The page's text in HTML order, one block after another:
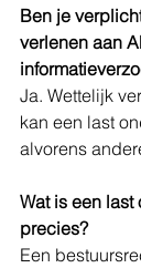
Ben je
verlenen aan
Ja. Wettelijk
kan een last
alvorens
Wat is een
precies?
Een